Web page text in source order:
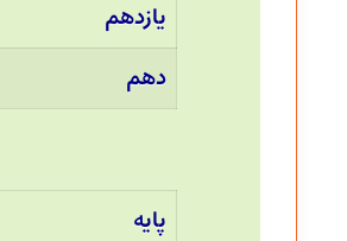
یازدهم
دهم
پایه